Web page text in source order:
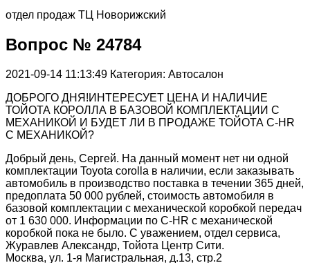
отдел продаж ТЦ Новорижский
Вопрос № 24784
2021-09-14 11:13:49 Категория: Автосалон
ДОБРОГО ДНЯ!ИНТЕРЕСУЕТ ЦЕНА И НАЛИЧИЕ
ТОЙОТА КОРОЛЛА В БАЗОВОЙ КОМПЛЕКТАЦИИ С
МЕХАНИКОЙ И БУДЕТ ЛИ В ПРОДАЖЕ ТОЙОТА C-HR
С МЕХАНИКОЙ?
Добрый день, Сергей. На данный момент нет ни одной
комплектации Toyota corolla в наличии, если заказывать
автомобиль в производство поставка в течении 365 дней,
предоплата 50 000 рублей, стоимость автомобиля в
базовой комплектации с механической коробкой передач
от 1 630 000. Информации по C-HR с механической
коробкой пока не было. С уважением, отдел сервиса,
Журавлев Александр, Тойота Центр Сити.
Москва, ул. 1-я Магистральная, д.13, стр.2